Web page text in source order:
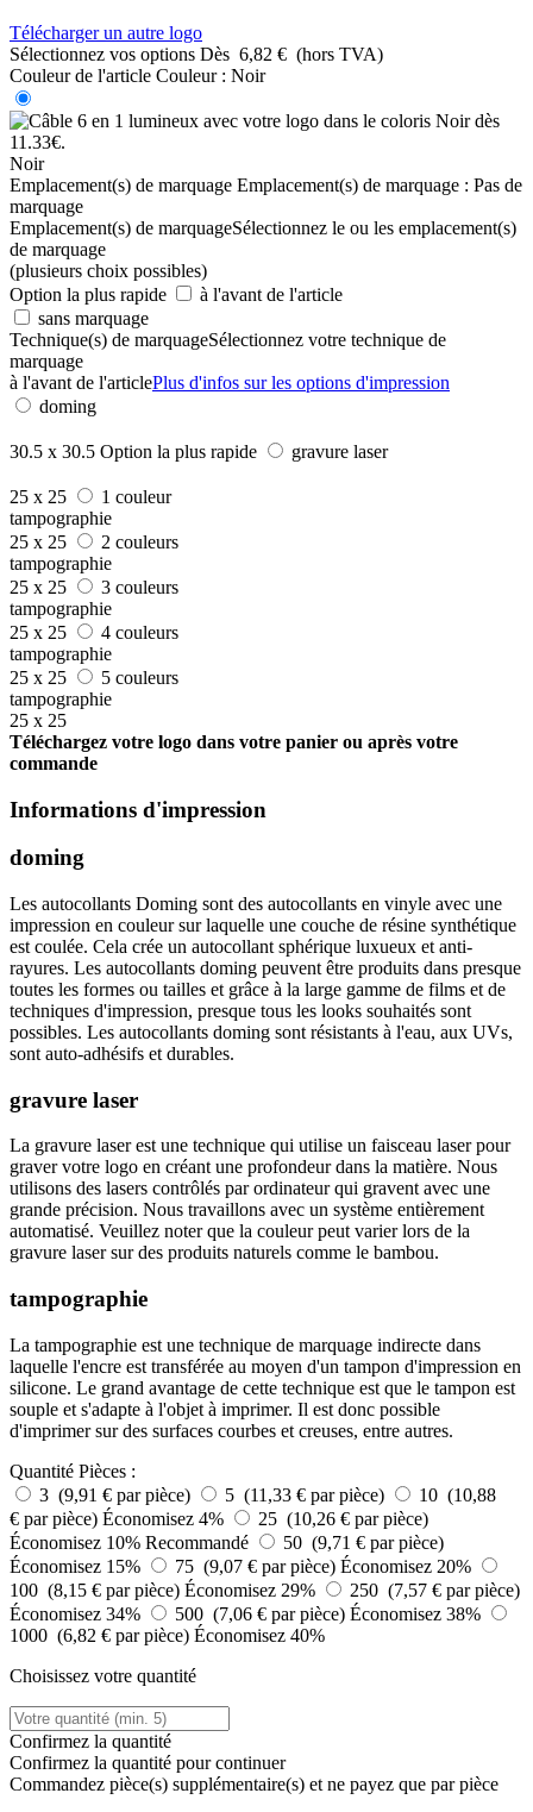
Télécharger un autre logo
Sélectionnez vos options Dès 6,82 € (hors TVA)
Couleur de l'article Couleur : Noir
Noir
Emplacement(s) de marquage Emplacement(s) de marquage : Pas de
marquage
Emplacement(s) de marquageSélectionnez le ou les emplacement(s)
de marquage
(plusieurs choix possibles)
Option la plus rapide
à l'avant de l'article
sans marquage
Technique(s) de marquageSélectionnez votre technique de
marquage
à l'avant de l'articlePlus d'infos sur les options d'impression
doming
30.5 x 30.5 Option la plus rapide gravure laser
25 x 25
1 couleur
tampographie
25 x 25
2 couleurs
tampographie
25 x 25
3 couleurs
tampographie
25 x 25
4 couleurs
tampographie
25 x 25
5 couleurs
tampographie
25 x 25
Téléchargez votre logo dans votre panier ou après votre
commande
Informations d'impression
doming
Les autocollants Doming sont des autocollants en vinyle avec une
impression en couleur sur laquelle une couche de résine synthétique
est coulée. Cela crée un autocollant sphérique luxueux et anti-
rayures. Les autocollants doming peuvent être produits dans presque
toutes les formes ou tailles et grâce à la large gamme de films et de
techniques d'impression, presque tous les looks souhaités sont
possibles. Les autocollants doming sont résistants à l'eau, aux UVs,
sont auto-adhésifs et durables.
gravure laser
La gravure laser est une technique qui utilise un faisceau laser pour
graver votre logo en créant une profondeur dans la matière. Nous
utilisons des lasers contrôlés par ordinateur qui gravent avec une
grande précision. Nous travaillons avec un système entièrement
automatisé. Veuillez noter que la couleur peut varier lors de la
gravure laser sur des produits naturels comme le bambou.
tampographie
La tampographie est une technique de marquage indirecte dans
laquelle l'encre est transférée au moyen d'un tampon d'impression en
silicone. Le grand avantage de cette technique est que le tampon est
souple et s'adapte à l'objet à imprimer. Il est donc possible
d'imprimer sur des surfaces courbes et creuses, entre autres.
Quantité Pièces :
3 (9,91 € par pièce)
5 (11,33 € par pièce)
10 (10,88
€ par pièce) Économisez 4%
25 (10,26 € par pièce)
Économisez 10% Recommandé
50 (9,71 € par pièce)
Économisez 15%
75 (9,07 € par pièce) Économisez 20%
100 (8,15 € par pièce) Économisez 29%
250 (7,57 € par pièce)
Économisez 34%
500 (7,06 € par pièce) Économisez 38%
1000 (6,82 € par pièce) Économisez 40%
Choisissez votre quantité
Confirmez la quantité
Confirmez la quantité pour continuer
Commandez pièce(s) supplémentaire(s) et ne payez que par pièce